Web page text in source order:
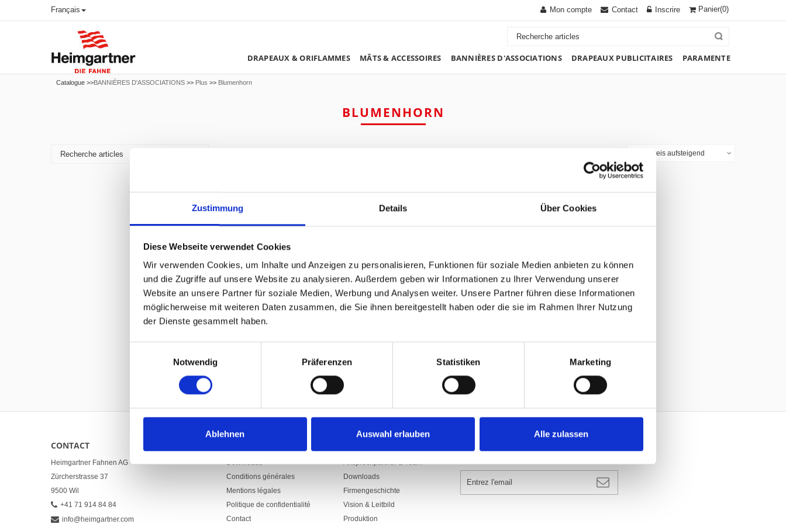
Zustimmung Details Über Cookies
Diese Webseite verwendet Cookies
Wir verwenden Cookies, um Inhalte und Anzeigen zu personalisieren, Funktionen für soziale Medien anbieten zu können
und die Zugriffe auf unsere Website zu analysieren. Außerdem geben wir Informationen zu Ihrer Verwendung unserer
Website an unsere Partner für soziale Medien, Werbung und Analysen weiter. Unsere Partner führen diese Informationen
möglicherweise mit weiteren Daten zusammen, die Sie ihnen bereitgestellt haben oder die sie im Rahmen Ihrer Nutzung
der Dienste gesammelt haben.
Notwendig
Präferenzen Statistiken Marketing
Ablehnen Auswahl erlauben Alle zulassen
Français Panier(0)
Mon compte Contact Inscrire
DRAPEAUX & ORIFLAMMES MÂTS & ACCESSOIRES BANNIÈRES D'ASSOCIATIONS DRAPEAUX PUBLICITAIRES PARAMENTE
Catalogue >>BANNIÈRES D'ASSOCIATIONS >> Plus >> Blumenhorn
BLUMENHORN
Listenpreis aufsteigend
Corne
pour porter à gauche ou à droite
Prix sur demande
CONTACT
Heimgartner Fahnen AG
Zürcherstrasse 37
9500 Wil
+41 71 914 84 84
info@heimgartner.com
Downloads
Conditions générales
Mentions légales
Politique de confidentialité
Contact
Ansprechpartner & Team
Downloads
Firmengeschichte
Vision & Leitbild
Produktion
NEWSLETTER